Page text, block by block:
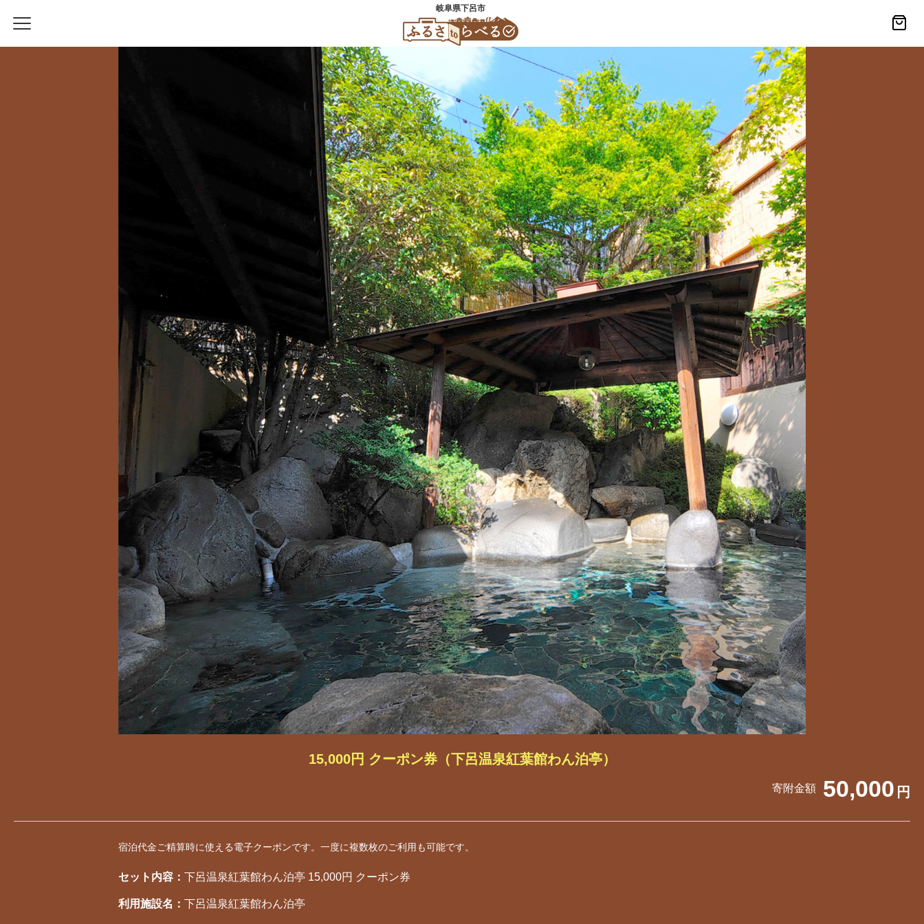
岐阜県下呂市
15,000円 クーポン券（下呂温泉紅葉館わん泊亭）
寄附金額 50,000 円
宿泊代金ご精算時に使える電子クーポンです。一度に複数枚のご利用も可能です。
セット内容： 下呂温泉紅葉館わん泊亭 15,000円 クーポン券
利用施設名： 下呂温泉紅葉館わん泊亭